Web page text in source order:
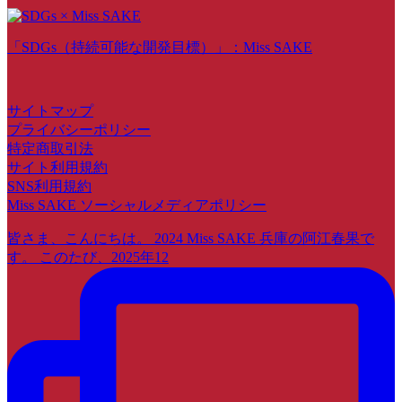
「SDGs（持続可能な開発目標）」：Miss SAKE
サイトマップ
プライバシーポリシー
特定商取引法
サイト利用規約
SNS利用規約
Miss SAKE ソーシャルメディアポリシー
皆さま、こんにちは。 2024 Miss SAKE 兵庫の阿江春果で
す。 このたび、2025年12